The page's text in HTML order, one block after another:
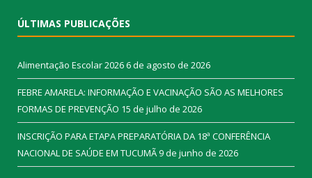
ÚLTIMAS PUBLICAÇÕES
Alimentação Escolar 20266 de agosto de 2026
FEBRE AMARELA: INFORMAÇÃO E VACINAÇÃO SÃO AS MELHORES
FORMAS DE PREVENÇÃO 15 de julho de 2026
INSCRIÇÃO PARA ETAPA PREPARATÓRIA DA 18ª CONFERÊNCIA
NACIONAL DE SAÚDE EM TUCUMÃ9 de junho de 2026